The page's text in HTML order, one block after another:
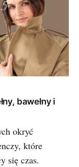
bawełny i
okryć
które
się czas.